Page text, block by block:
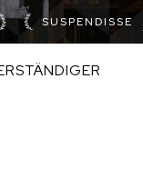
SUSPENDISSE